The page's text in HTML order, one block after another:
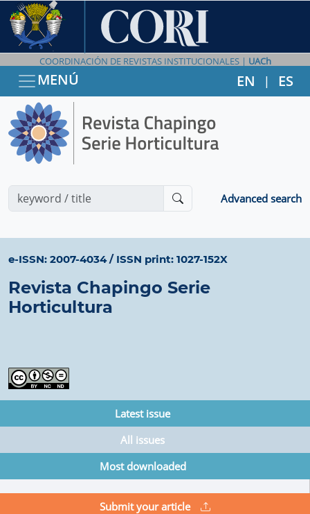
COORDINACIÓN DE REVISTAS INSTITUCIONALES | UACh
MENÚ EN | ES
Advanced search
e-ISSN: 2007-4034/ ISSN print: 1027-152X
Revista Chapingo Serie
Horticultura
Latest issue
All issues
Most downloaded
Submit your article